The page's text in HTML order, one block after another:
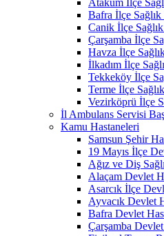
Bafra İlçe
Canik İlçe
Çarşamba İlçe
Havza İlçe
İlkadım İlçe
Tekkeköy İlçe
Terme İlçe
Vezirköprü İlçe
İl Ambulans Servisi
Kamu Hastaneleri
Samsun Şehir
19 Mayıs İlçe
Ağız ve Diş
Alaçam Devlet
Asarcık İlçe
Ayvacık Devlet
Bafra Devlet
Çarşamba